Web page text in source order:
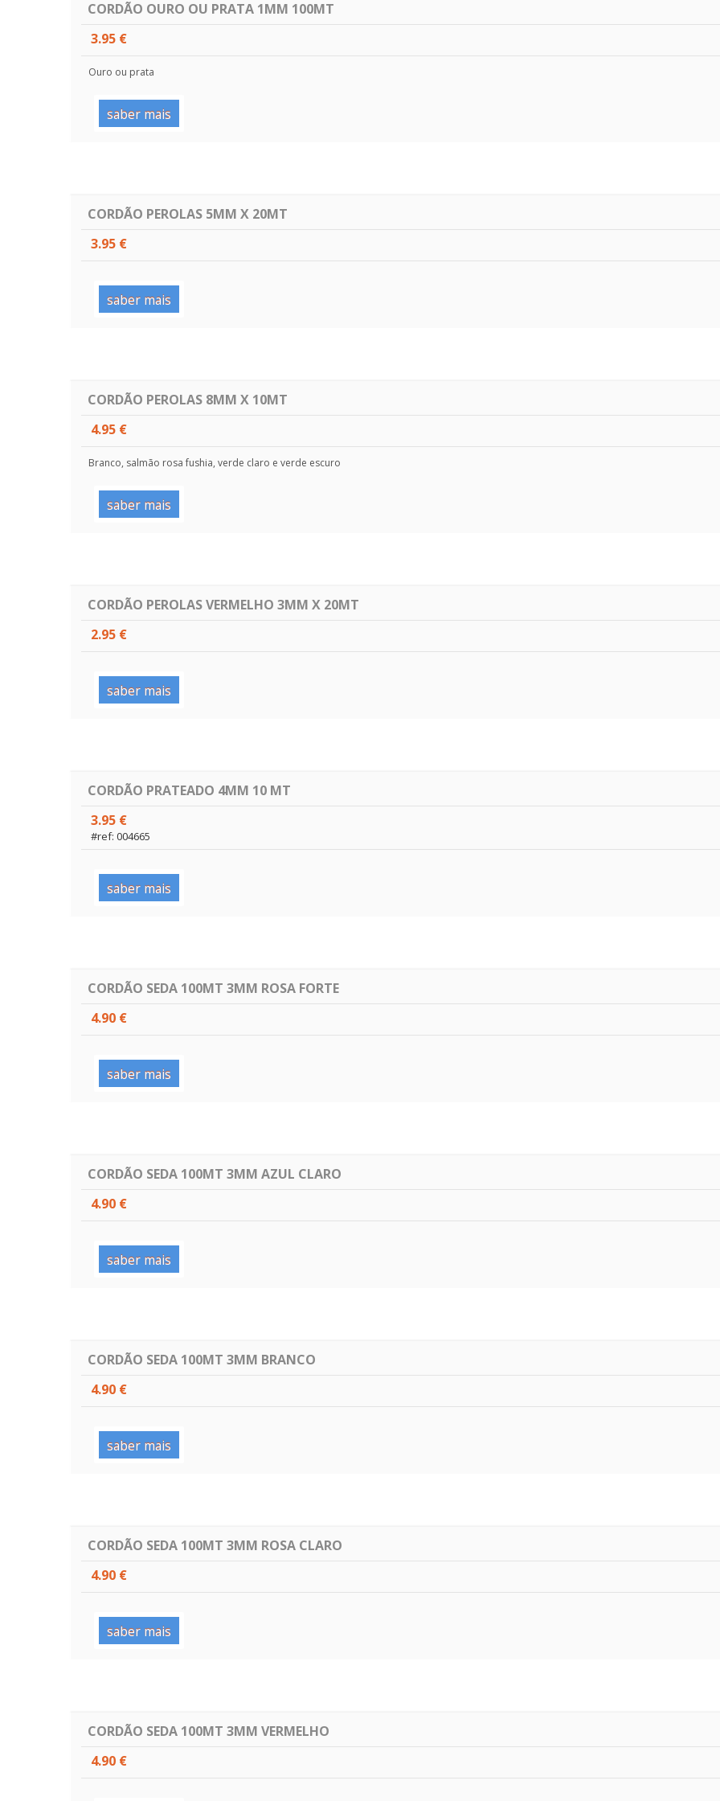
CORDÃO OURO OU PRATA 1MM 100MT
3.95 €
Ouro ou prata
saber mais
CORDÃO PEROLAS 5MM X 20MT
3.95 €
saber mais
CORDÃO PEROLAS 8MM X 10MT
4.95 €
Branco, salmão rosa fushia, verde claro e verde escuro
saber mais
CORDÃO PEROLAS VERMELHO 3MM X 20MT
2.95 €
saber mais
CORDÃO PRATEADO 4MM 10 MT
3.95 €
#ref: 004665
saber mais
CORDÃO SEDA 100MT 3MM ROSA FORTE
4.90 €
saber mais
CORDÃO SEDA 100MT 3MM AZUL CLARO
4.90 €
saber mais
CORDÃO SEDA 100MT 3MM BRANCO
4.90 €
saber mais
CORDÃO SEDA 100MT 3MM ROSA CLARO
4.90 €
saber mais
CORDÃO SEDA 100MT 3MM VERMELHO
4.90 €